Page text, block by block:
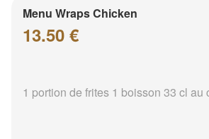
Menu Wraps Chicken
13.50 €
1 portion de frites 1 boisson 33 cl au